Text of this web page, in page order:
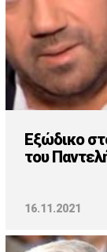
Εξώδικο
του
16.11.2021